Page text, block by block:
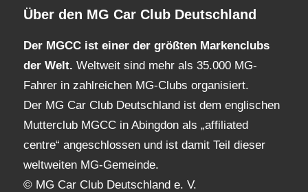
Über den MG Car Club Deutschland
Der MGCC ist einer der größten Markenclubs
der Welt. Weltweit sind mehr als 35.000 MG-
Fahrer in zahlreichen MG-Clubs organisiert.
Der MG Car Club Deutschland ist dem englischen
Mutterclub MGCC in Abingdon als „affiliated
centre“ angeschlossen und ist damit Teil dieser
weltweiten MG-Gemeinde.
© MG Car Club Deutschland e. V.